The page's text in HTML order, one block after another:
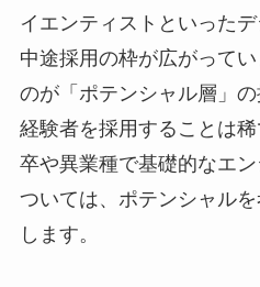
イエンティストといったデ
中途採用の枠が広がって
のが「ポテンシャル層」
経験者を採用することは
卒や異業種で基礎的なエ
ついては、ポテンシャル
します。